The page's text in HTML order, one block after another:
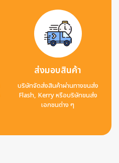
ส่งมอบสินค้า
บริษัทจัดส่งสินค้าผ่านทางขนส่ง
Flash, Kerry หรือบริษัทขนส่ง
เอกชนต่าง ๆ